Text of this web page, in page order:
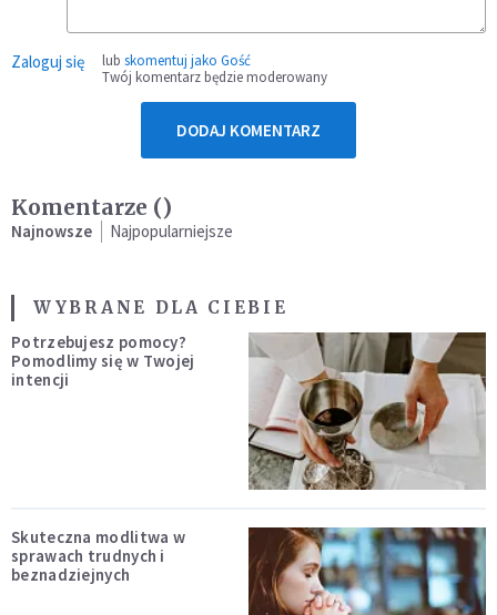
Zaloguj się lub skomentuj jako Gość
Twój komentarz będzie moderowany
DODAJ KOMENTARZ
Komentarze ()
Najnowsze Najpopularniejsze
WYBRANE DLA CIEBIE
Potrzebujesz pomocy?
Pomodlimy się w Twojej
intencji
Skuteczna modlitwa w
sprawach trudnych i
beznadziejnych